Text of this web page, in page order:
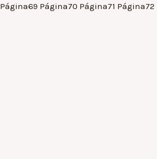
Página69 Página70 Página71 Página72